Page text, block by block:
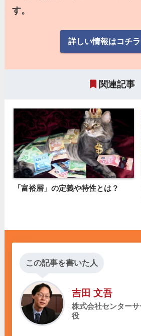
す。
詳しい情報はコチラ
関連記事
「富裕層」の定義や特性とは？
この記事を書いた人
吉田 文吾
株式会社センター
役